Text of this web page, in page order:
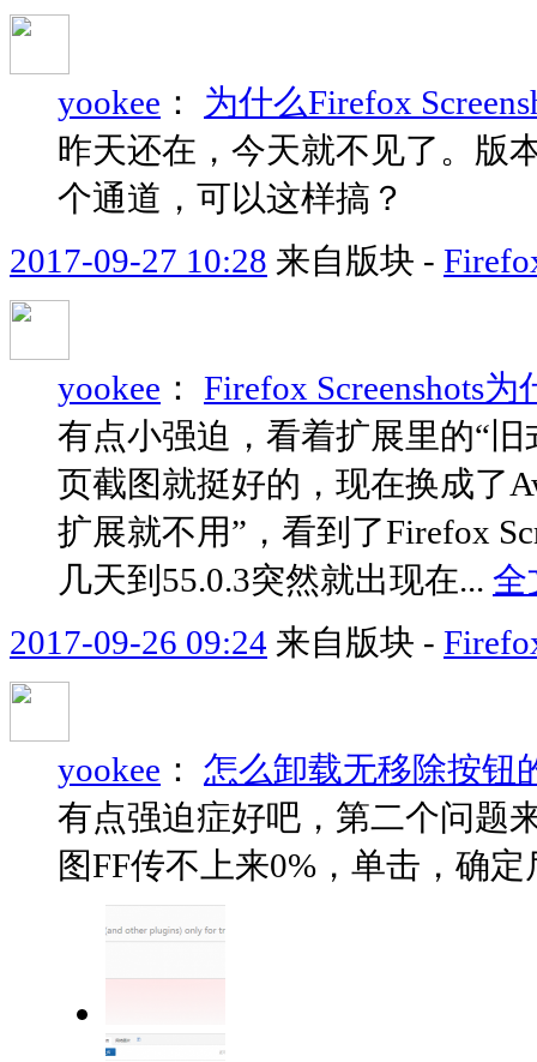
yookee ： 为什么Firefox
昨天还在，今天就不见了。版
个通道，可以这样搞？
2017-09-27 10:28 来自版块 -
yookee ： Firefox Screenshots
有点小强迫，看着扩展里的“
页截图就挺好的，现在换成了
扩展就不用”，看到了Firefox
几天到55.0.3突然就出现在... 全
2017-09-26 09:24 来自版块 -
yookee ： 怎么卸载无移除按钮
有点强迫症好吧，第二个问题
图FF传不上来0%，单击，确